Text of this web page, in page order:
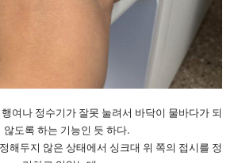
여나 정수기가 잘못 눌려서 바닥이 물바다가 되
않도록 하는 기능인 듯 하다.
해두지 않은 상태에서 싱크대 위 쪽의 접시를 정